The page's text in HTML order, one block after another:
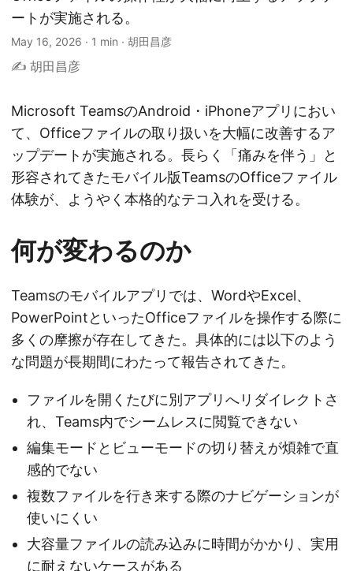
ートが実施される。
May 16, 2026 · 1 min · 胡田昌彦
✍️ 胡田昌彦
Microsoft TeamsのAndroid・iPhoneアプリにおい
て、Officeファイルの取り扱いを大幅に改善するア
ップデートが実施される。長らく「痛みを伴う」と
形容されてきたモバイル版TeamsのOfficeファイル
体験が、ようやく本格的なテコ入れを受ける。
何が変わるのか
Teamsのモバイルアプリでは、WordやExcel、
PowerPointといったOfficeファイルを操作する際に
多くの摩擦が存在してきた。具体的には以下のよう
な問題が長期間にわたって報告されてきた。
ファイルを開くたびに別アプリへリダイレクトさ
れ、Teams内でシームレスに閲覧できない
編集モードとビューモードの切り替えが煩雑で直
感的でない
複数ファイルを行き来する際のナビゲーションが
使いにくい
大容量ファイルの読み込みに時間がかかり、実用
に耐えないケースがある